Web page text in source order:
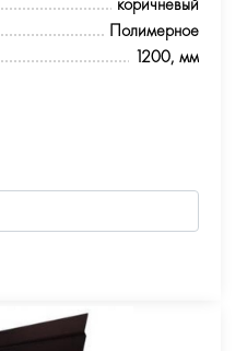
Полимерное
1200, мм